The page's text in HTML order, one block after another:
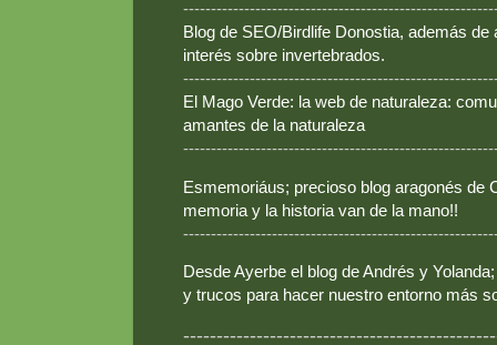
Blog de SEO/Birdlife Donostia, además
interés sobre invertebrados.
El Mago Verde: la web de naturaleza:
amantes de la naturaleza
Esmemoriáus; precioso blog aragonés de
memoria y la historia van de la mano!!
Desde Ayerbe el blog de Andrés y
y trucos para hacer nuestro entorno más